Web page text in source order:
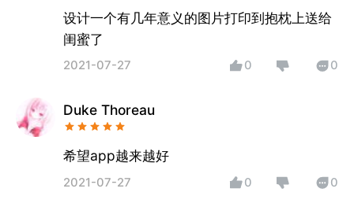
设计一个有几年意义的图片打印到抱枕上送给
闺蜜了
2021-07-27 0 0
Duke Thoreau
希望app越来越好
2021-07-27 0 0